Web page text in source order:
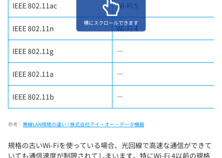
IEEE 802.11ac Wi-Fi 5
IEEE 802.11n Wi-Fi 4
IEEE 802.11g ―
IEEE 802.11a ―
IEEE 802.11b ―
横にスクロールできます
参考： 無線LAN規格の違い | 株式会社アイ・オー・データ機器
規格の古いWi-Fiを使っている場合、光回線で高速な通信ができて
いても通信速度が制限されてしまいます。特にWi-Fi 4以前の規格